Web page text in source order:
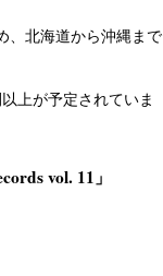
、北海道から沖縄まで
上が予定されていま
vol. 11」